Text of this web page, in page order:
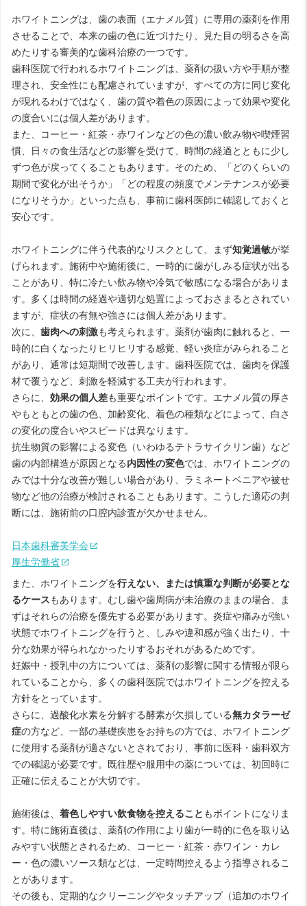
ホワイトニングは、歯の表面（エナメル質）に専用の薬剤を作用
させることで、本来の歯の色に近づけたり、見た目の明るさを高
めたりする審美的な歯科治療の一つです。
歯科医院で行われるホワイトニングは、薬剤の扱い方や手順が整
理され、安全性にも配慮されていますが、すべての方に同じ変化
が現れるわけではなく、歯の質や着色の原因によって効果や変化
の度合いには個人差があります。
また、コーヒー・紅茶・赤ワインなどの色の濃い飲み物や喫煙習
慣、日々の食生活などの影響を受けて、時間の経過とともに少し
ずつ色が戻ってくることもあります。そのため、「どのくらいの
期間で変化が出そうか」「どの程度の頻度でメンテナンスが必要
になりそうか」といった点も、事前に歯科医師に確認しておくと
安心です。
ホワイトニングに伴う代表的なリスクとして、まず知覚過敏が挙
げられます。施術中や施術後に、一時的に歯がしみる症状が出る
ことがあり、特に冷たい飲み物や冷気で敏感になる場合がありま
す。多くは時間の経過や適切な処置によっておさまるとされてい
ますが、症状の有無や強さには個人差があります。
次に、 歯肉への刺激も考えられます。薬剤が歯肉に触れると、一
時的に白くなったりヒリヒリする感覚、軽い炎症がみられること
があり、通常は短期間で改善します。歯科医院では、歯肉を保護
材で覆うなど、刺激を軽減する工夫が行われます。
さらに、 効果の個人差も重要なポイントです。エナメル質の厚さ
やもともとの歯の色、加齢変化、着色の種類などによって、白さ
の変化の度合いやスピードは異なります。
抗生物質の影響による変色（いわゆるテトラサイクリン歯）など
歯の内部構造が原因となる内因性の変色では、ホワイトニングの
みでは十分な改善が難しい場合があり、ラミネートベニアや被せ
物など他の治療が検討されることもあります。こうした適応の判
断には、施術前の口腔内診査が欠かせません。
日本歯科審美学会
厚生労働省
また、ホワイトニングを行えない、または慎重な判断が必要とな
るケースもあります。むし歯や歯周病が未治療のままの場合、ま
ずはそれらの治療を優先する必要があります。炎症や痛みが強い
状態でホワイトニングを行うと、しみや違和感が強く出たり、十
分な効果が得られなかったりするおそれがあるためです。
妊娠中・授乳中の方については、薬剤の影響に関する情報が限ら
れていることから、多くの歯科医院ではホワイトニングを控える
方針をとっています。
さらに、過酸化水素を分解する酵素が欠損している無カタラーゼ
症の方など、一部の基礎疾患をお持ちの方では、ホワイトニング
に使用する薬剤が適さないとされており、事前に医科・歯科双方
での確認が必要です。既往歴や服用中の薬については、初回時に
正確に伝えることが大切です。
施術後は、 着色しやすい飲食物を控えること もポイントになりま
す。特に施術直後は、薬剤の作用により歯が一時的に色を取り込
みやすい状態とされるため、コーヒー・紅茶・赤ワイン・カレ
ー・色の濃いソース類などは、一定時間控えるよう指導されるこ
とがあります。
その後も、定期的なクリーニングやタッチアップ（追加のホワイ